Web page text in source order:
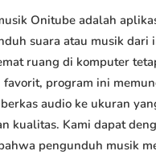
Onitube adalah
suara atau musik dari
ruang di komputer
favorit, program ini
audio ke ukuran
kualitas. Kami dapat
pengunduh musik